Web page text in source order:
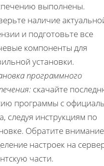
выполнены.
наличие
и подготовьте все
компоненты для
установки.
программного
скачайте
программы с
следуя инструкциям по
Обратите
настроек на
части.